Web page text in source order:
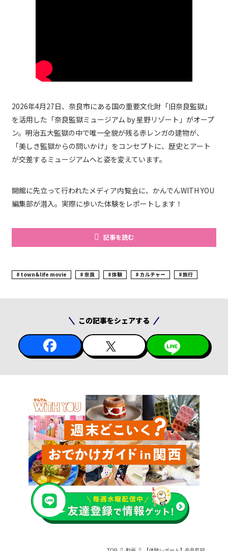
2026年4月27日、奈良市にある国の重要文化財「旧奈良監獄」
を活用した「奈良監獄ミュージアム by 星野リゾート」がオープ
ン。明治五大監獄の中で唯一全貌が残る赤レンガの建物が、
「美しき監獄からの問いかけ」をコンセプトに、歴史とアート
が交差するミュージアムへと姿を変えています。
開館に先立って行われたメディア内覧会に、かんでんWITH YOU
編集部が潜入。実際に歩いた体験をレポートします！
記事を読む
town&life movie 奈良 体験 カルチャー 旅行
この記事をシェアする